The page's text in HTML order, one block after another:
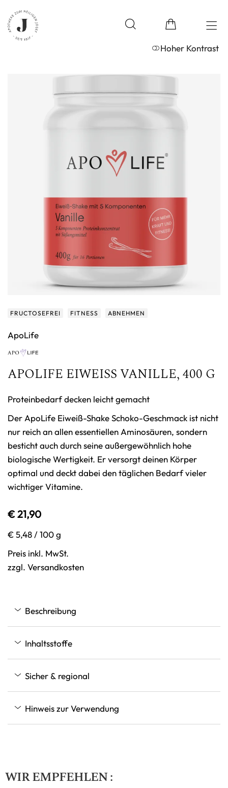
Hoher Kontrast
FRUCTOSEFREI FITNESS ABNEHMEN
ApoLife
APOLIFE EIWEISS VANILLE, 400 G
Proteinbedarf decken leicht gemacht
Der ApoLife Eiweiß-Shake Schoko-Geschmack ist nicht
nur reich an allen essentiellen Aminosäuren, sondern
besticht auch durch seine außergewöhnlich hohe
biologische Wertigkeit. Er versorgt deinen Körper
optimal und deckt dabei den täglichen Bedarf vieler
wichtiger Vitamine.
€ 21,90
€ 5,48/ 100 g
Preis inkl. MwSt.
zzgl. Versandkosten
Beschreibung
Inhaltsstoffe
Sicher & regional
Hinweis zur Verwendung
WIR EMPFEHLEN :